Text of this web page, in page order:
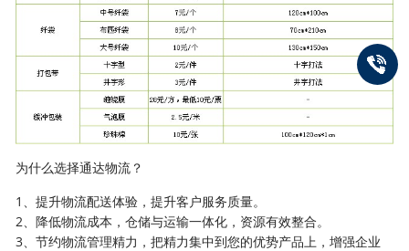
为什么选择通达物流？
1、提升物流配送体验，提升客户服务质量。
2、降低物流成本，仓储与运输一体化，资源有效整合。
3、节约物流管理精力，把精力集中到您的优势产品上，增强企业